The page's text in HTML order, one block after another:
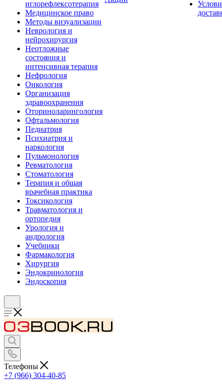
иглорефлексотерапия
Медицинское право
Методы визуализации
Неврология и
нейрохирургия
Неотложные
состояния и
интенсивная терапия
Нефрология
Онкология
Организация
здравоохранения
Оториноларингология
Офтальмология
Педиатрия
Психиатрия и
наркология
Пульмонология
Ревматология
Стоматология
Терапия и общая
врачебная практика
Токсикология
Травматология и
ортопедия
Урология и
андрология
Учебники
Фармакология
Хирургия
Эндокринология
Эндоскопия
Телефоны
+7 (966) 304-40-85